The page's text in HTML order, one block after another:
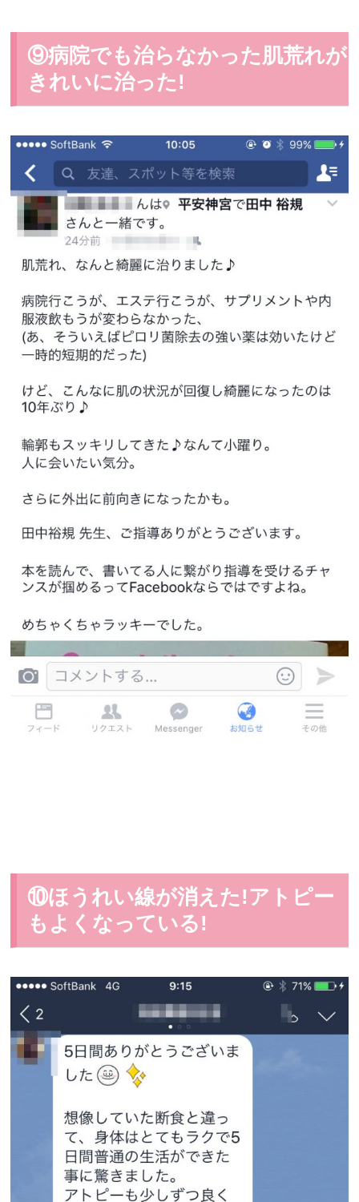
⑨病院でも治らなかった肌荒れが
きれいに治った!
⑩ほうれい線が消えた!アトピー
もよくなっている!